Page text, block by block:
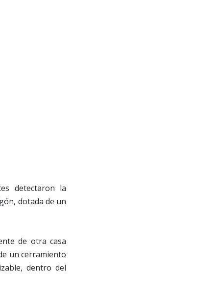
detectaron la
dotada de un
de otra casa
un cerramiento
dentro del